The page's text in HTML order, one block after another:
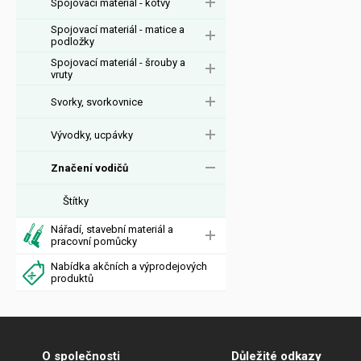
Spojovací materiál - kotvy
Spojovací materiál - matice a
podložky
Spojovací materiál - šrouby a
vruty
Svorky, svorkovnice
Vývodky, ucpávky
Značení vodičů
Štítky
Nářadí, stavební materiál a
pracovní pomůcky
Nabídka akčních a výprodejových
produktů
O společnosti Důležité odkazy